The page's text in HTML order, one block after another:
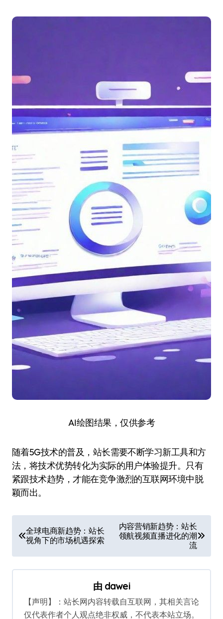
AI绘图结果，仅供参考
随着5G技术的普及，站长需要不断学习新工具和方
法，将技术优势转化为实际的用户体验提升。只有
紧跟技术趋势，才能在竞争激烈的互联网环境中脱
颖而出。
章
导
航
全球电商新趋势：站长
视角下的市场机遇探索
内容营销新趋势：站长
领航视频直播进化的潮
流
由 dawei
【声明】：站长网内容转载自互联网，其相关言论
仅代表作者个人观点绝非权威，不代表本站立场。